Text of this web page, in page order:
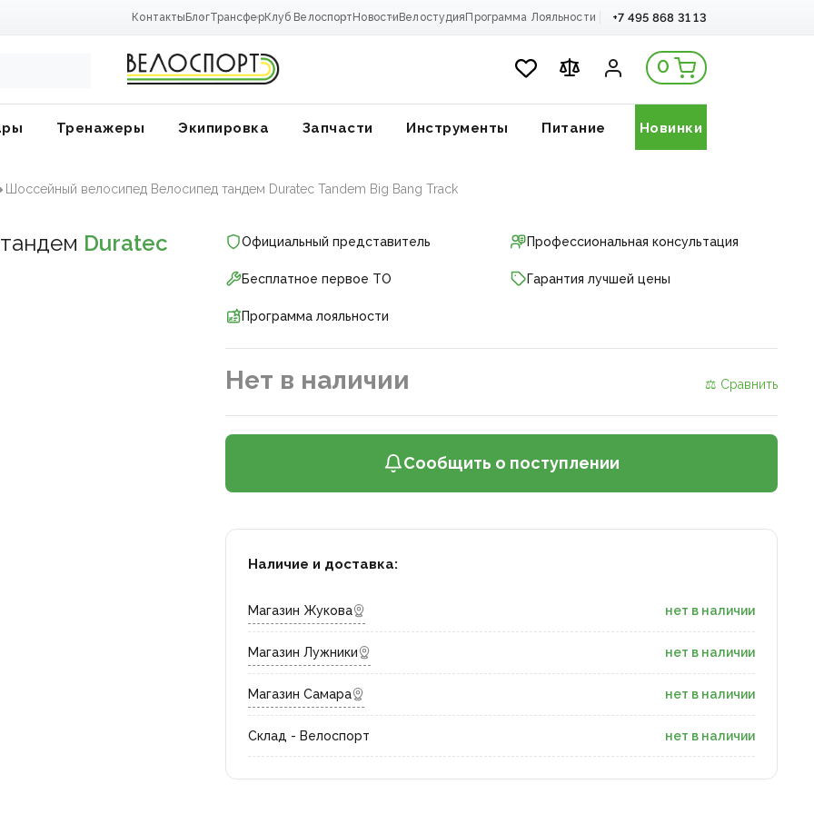
Контакты БлогТрансферКлуб Велоспорт Новости Велостудия Программа Лояльности +7 495 868 31 13
0
Тренажеры Экипировка Запчасти Инструменты Питание Новинки
Шоссейный велосипед Велосипед тандем Duratec Tandem Big Bang Track
Duratec
Официальный представитель Профессиональная консультация
Бесплатное первое ТО Гарантия лучшей цены
Программа лояльности
Нет в наличии ⚖ Сравнить
Сообщить о поступлении
Наличие и доставка:
Магазин Жукова нет в наличии
Магазин Лужники нет в наличии
Магазин Самара нет в наличии
Склад - Велоспорт нет в наличии